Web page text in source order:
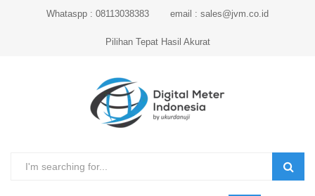
Whataspp : 08113038383 email : sales@jvm.co.id
Pilihan Tepat Hasil Akurat